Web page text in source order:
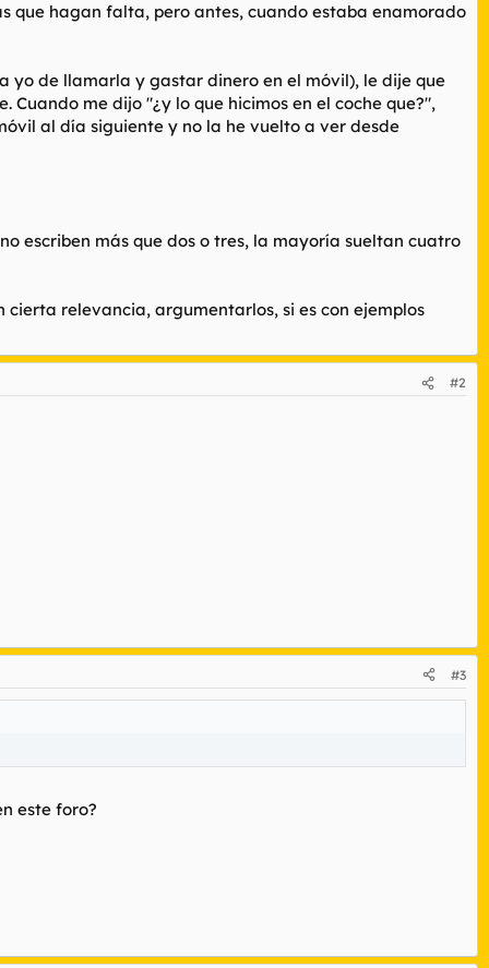
que hagan falta, pero antes, cuando estaba enamorado
yo de llamarla y gastar dinero en el móvil), le dije que
me dijo "¿y lo que hicimos en el coche que?",
al día siguiente y no la he vuelto a ver desde
escriben más que dos o tres, la mayoría sueltan cuatro
relevancia, argumentarlos, si es con ejemplos
#2
#3
este foro?